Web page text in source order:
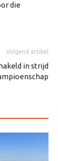
die
Volgend artikel
in strijd